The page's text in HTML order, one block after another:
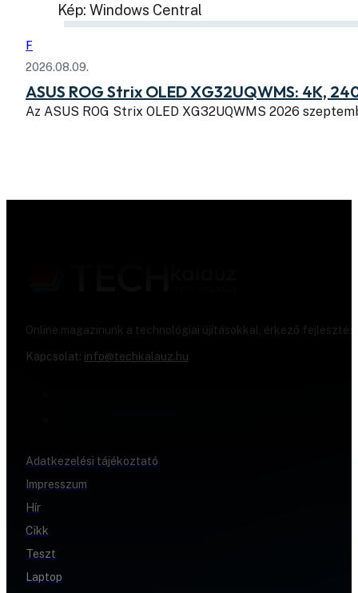
Kép: Windows Central
F
2026.08.09.
ASUS ROG Strix OLED XG32UQWMS: 4K,
Az ASUS ROG Strix OLED XG32UQWMS 2026
Online magazinunk a technológiai újításokkal, érkező
Kapcsolat: info@techkalauz.hu
Adatkezelési tájékoztató
Impresszum
Hír
Cikk
Teszt
Laptop